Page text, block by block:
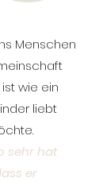
Menschen
wie ein
liebt
sehr hat
er